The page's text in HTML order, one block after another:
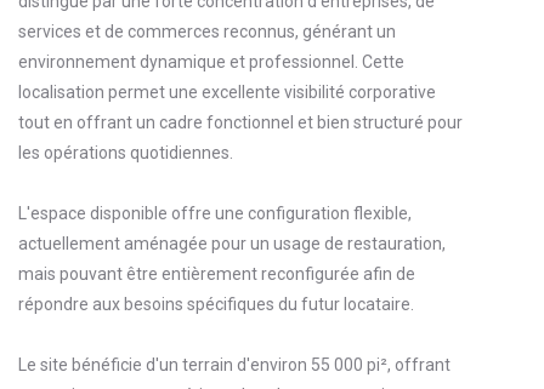
services et de commerces reconnus, générant un
environnement dynamique et professionnel. Cette
localisation permet une excellente visibilité corporative
tout en offrant un cadre fonctionnel et bien structuré pour
les opérations quotidiennes.
L'espace disponible offre une configuration flexible,
actuellement aménagée pour un usage de restauration,
mais pouvant être entièrement reconfigurée afin de
répondre aux besoins spécifiques du futur locataire.
Le site bénéficie d'un terrain d'environ 55 000 pi², offrant